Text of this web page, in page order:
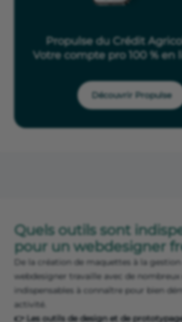
Propulse du Crédit
Votre compte pro 100 % en
Découvrir Propulse
Quels outils sont
pour un webdesigner
De la création de maquettes à la
webdesigner travaille avec de nombreux
indispensables à connaître pour bien
activité.
👉 Les outils de design et de